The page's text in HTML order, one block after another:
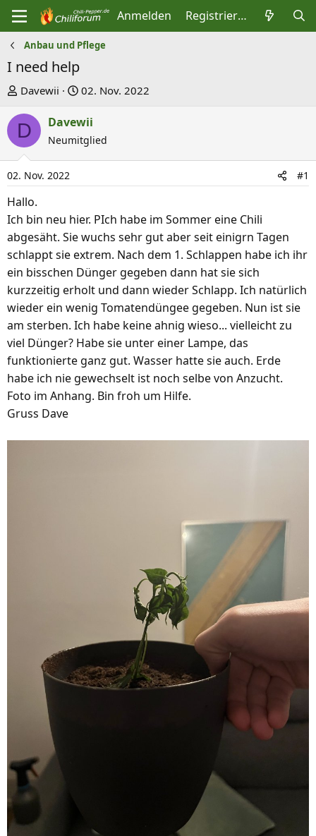
Anmelden Registrieren
Anbau und Pflege
I need help
E
s
t
e
l
e
r
Davewii
E
s
t
e
a
m
02. Nov. 2022
D Davewii
Neumitglied
02. Nov. 2022 #1
Hallo.
Ich bin neu hier. PIch habe im Sommer eine Chili
abgesäht. Sie wuchs sehr gut aber seit einigrn Tagen
schlappt sie extrem. Nach dem 1. Schlappen habe ich ihr
ein bisschen Dünger gegeben dann hat sie sich
kurzzeitig erholt und dann wieder Schlapp. Ich natürlich
wieder ein wenig Tomatendüngee gegeben. Nun ist sie
am sterben. Ich habe keine ahnig wieso... vielleicht zu
viel Dünger? Habe sie unter einer Lampe, das
funktionierte ganz gut. Wasser hatte sie auch. Erde
habe ich nie gewechselt ist noch selbe von Anzucht.
Foto im Anhang. Bin froh um Hilfe.
Gruss Dave